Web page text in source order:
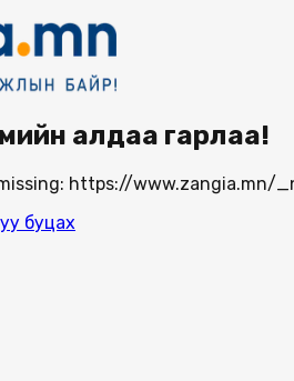
алдаа гарлаа!
https://
буцах